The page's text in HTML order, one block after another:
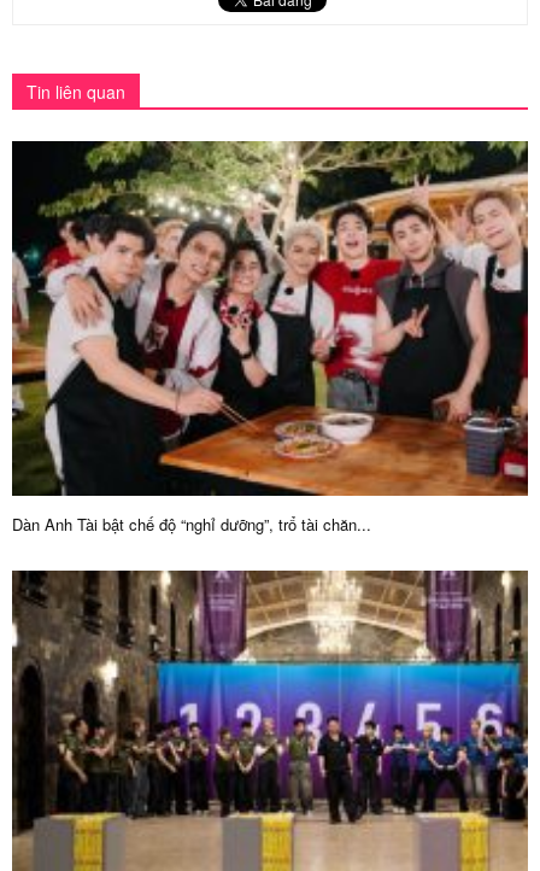
Tin liên quan
Dàn Anh Tài bật chế độ “nghỉ dưỡng”, trổ tài chăn...